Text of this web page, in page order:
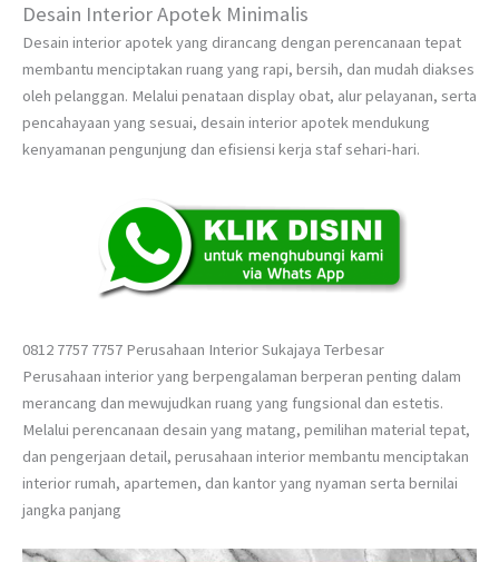
Desain Interior Apotek Minimalis
Desain interior apotek yang dirancang dengan perencanaan tepat
membantu menciptakan ruang yang rapi, bersih, dan mudah diakses
oleh pelanggan. Melalui penataan display obat, alur pelayanan, serta
pencahayaan yang sesuai, desain interior apotek mendukung
kenyamanan pengunjung dan efisiensi kerja staf sehari-hari.
0812 7757 7757 Perusahaan Interior Sukajaya Terbesar
Perusahaan interior yang berpengalaman berperan penting dalam
merancang dan mewujudkan ruang yang fungsional dan estetis.
Melalui perencanaan desain yang matang, pemilihan material tepat,
dan pengerjaan detail, perusahaan interior membantu menciptakan
interior rumah, apartemen, dan kantor yang nyaman serta bernilai
jangka panjang